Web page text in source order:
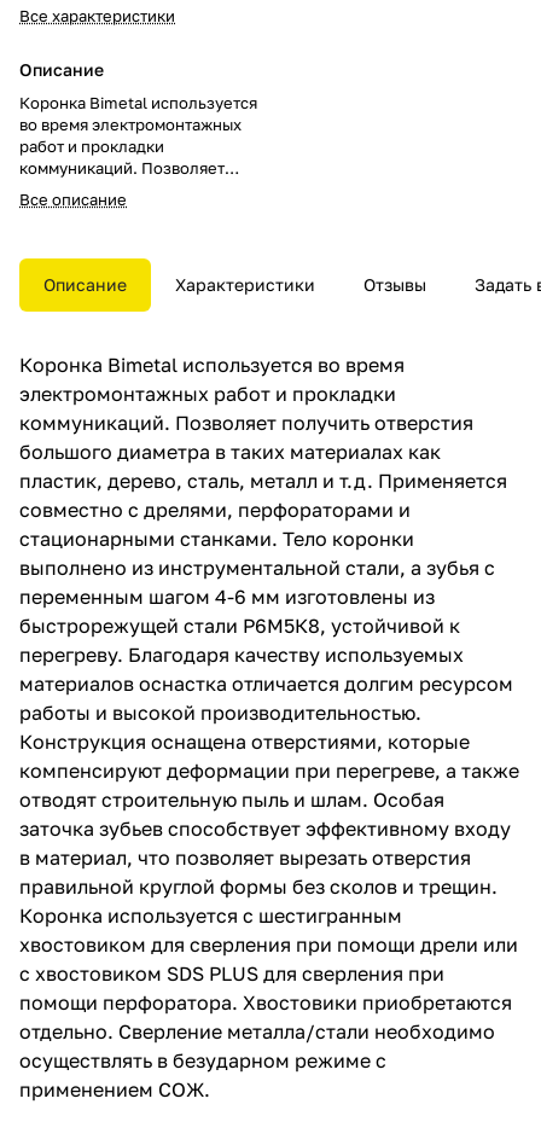
Все характеристики
Описание
Коронка Bimetal используется
во время электромонтажных
работ и прокладки
коммуникаций. Позволяет
получить отверстия большого
диаметра в таких материалах
металл и т.д. Применяется
совместно с дрелями,
перфораторами и
инструментальной стали, а
зубья с переменным шагом 4-6
мм изготовлены из
быстрорежущей стали Р6М5К8,
устойчивой к перегреву.
используемых материалов
оснастка отличается долгим
ресурсом работы и высокой
Конструкция оснащена
отверстиями, которые
компенсируют деформации при
перегреве, а также отводят
строительную пыль и шлам.
Особая заточка зубьев
способствует эффективному
входу в материал, что
позволяет вырезать отверстия
правильной круглой формы без
сколов и трещин.
Коронка используется с
шестигранным хвостовиком для
сверления при помощи дрели
или с хвостовиком SDS PLUS
для сверления при помощи
перфоратора. Хвостовики
приобретаются отдельно.
Сверление металла/стали
необходимо осуществлять в
безударном режиме с
применением СОЖ.
Все описание
Описание Характеристики Отзывы Задать
Коронка Bimetal используется во время
электромонтажных работ и прокладки
коммуникаций. Позволяет получить отверстия
большого диаметра в таких материалах как
пластик, дерево, сталь, металл и т.д. Применяется
совместно с дрелями, перфораторами и
стационарными станками. Тело коронки
выполнено из инструментальной стали, а зубья с
переменным шагом 4-6 мм изготовлены из
быстрорежущей стали Р6М5К8, устойчивой к
перегреву. Благодаря качеству используемых
материалов оснастка отличается долгим ресурсом
работы и высокой производительностью.
Конструкция оснащена отверстиями, которые
компенсируют деформации при перегреве, а также
отводят строительную пыль и шлам. Особая
заточка зубьев способствует эффективному входу
в материал, что позволяет вырезать отверстия
правильной круглой формы без сколов и трещин.
Коронка используется с шестигранным
хвостовиком для сверления при помощи дрели или
с хвостовиком SDS PLUS для сверления при
помощи перфоратора. Хвостовики приобретаются
отдельно. Сверление металла/стали необходимо
осуществлять в безударном режиме с
применением СОЖ.